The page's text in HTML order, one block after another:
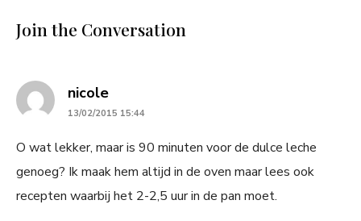
Join the Conversation
nicolesays:
13/02/2015 15:44
O wat lekker, maar is 90 minuten voor de dulce leche
genoeg? Ik maak hem altijd in de oven maar lees ook
recepten waarbij het 2-2,5 uur in de pan moet.